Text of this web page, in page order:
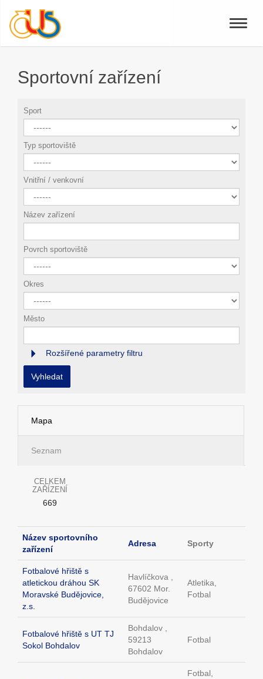
Toggle
Sportovní zařízení
Sport
Typ sportoviště
Vnitřní / venkovní
Název zařízení
Povrch sportoviště
Okres
Město
Rozšířené parametry filtru
Vyhledat
Mapa
Seznam
CELKEM
ZAŘÍZENÍ
669
Název sportovního
zařízení
Adresa Sporty
Fotbalové hřiště s
atletickou dráhou SK
Moravské Budějovice,
z.s.
Havlíčkova ,
67602 Mor.
Budějovice
Atletika,
Fotbal
Fotbalové hřiště s UT TJ
Sokol Bohdalov
Bohdalov ,
59213
Bohdalov
Fotbal
Fotbal,